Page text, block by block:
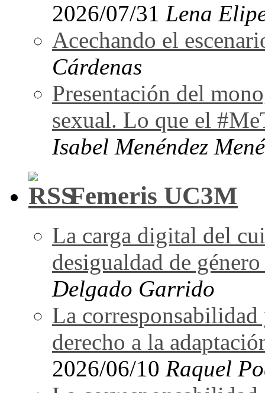
2026/07/31 Lena
Acechando el
Cárdenas
Presentación del
sexual. Lo que el
Isabel Menéndez
Femeris UC3M
La carga digital del
desigualdad de
Delgado Garrido
La
derecho a la
2026/06/10 Raquel